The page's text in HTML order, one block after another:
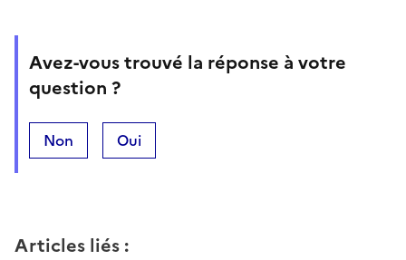
Avez-vous trouvé la réponse à votre
question ?
Non Oui
Articles liés :